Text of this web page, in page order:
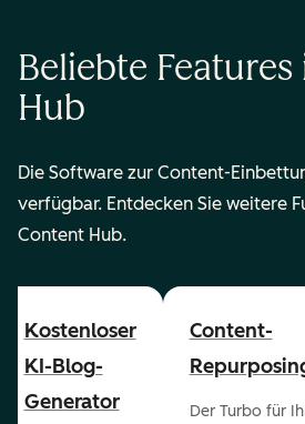
Beliebte
Hub
Die Software zur Content-
verfügbar. Entdecken Sie weitere
Content Hub.
Kostenloser
KI-Blog-
Generator
Content-
Der Turbo für